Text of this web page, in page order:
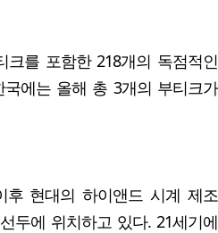
를 포함한 218개의 독점적인
에는 올해 총 3개의 부티크가
후 현대의 하이앤드 시계 제조
두에 위치하고 있다. 21세기에